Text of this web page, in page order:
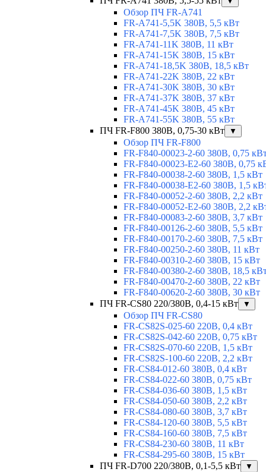
Обзор ПЧ FR-A741
FR-A741-5,5K 380В, 5,5 кВт
FR-A741-7,5K 380В, 7,5 кВт
FR-A741-11K 380В, 11 кВт
FR-A741-15K 380В, 15 кВт
FR-A741-18,5K 380В, 18,5 кВт
FR-A741-22K 380В, 22 кВт
FR-A741-30K 380В, 30 кВт
FR-A741-37K 380В, 37 кВт
FR-A741-45K 380В, 45 кВт
FR-A741-55K 380В, 55 кВт
ПЧ FR-F800 380В, 0,75-30 кВт
▼
Обзор ПЧ FR-F800
FR-F840-00023-2-60 380В, 0,75
FR-F840-00023-E2-60 380В, 0,75
FR-F840-00038-2-60 380В, 1,5 кВт
FR-F840-00038-E2-60 380В, 1,5
FR-F840-00052-2-60 380В, 2,2 кВт
FR-F840-00052-E2-60 380В, 2,2
FR-F840-00083-2-60 380В, 3,7 кВт
FR-F840-00126-2-60 380В, 5,5 кВт
FR-F840-00170-2-60 380В, 7,5 кВт
FR-F840-00250-2-60 380В, 11 кВт
FR-F840-00310-2-60 380В, 15 кВт
FR-F840-00380-2-60 380В, 18,5
FR-F840-00470-2-60 380В, 22 кВт
FR-F840-00620-2-60 380В, 30 кВт
ПЧ FR-CS80 220/380В, 0,4-15 кВт
▼
Обзор ПЧ FR-CS80
FR-CS82S-025-60 220В, 0,4 кВт
FR-CS82S-042-60 220В, 0,75 кВт
FR-CS82S-070-60 220В, 1,5 кВт
FR-CS82S-100-60 220В, 2,2 кВт
FR-CS84-012-60 380В, 0,4 кВт
FR-CS84-022-60 380В, 0,75 кВт
FR-CS84-036-60 380В, 1,5 кВт
FR-CS84-050-60 380В, 2,2 кВт
FR-CS84-080-60 380В, 3,7 кВт
FR-CS84-120-60 380В, 5,5 кВт
FR-CS84-160-60 380В, 7,5 кВт
FR-CS84-230-60 380В, 11 кВт
FR-CS84-295-60 380В, 15 кВт
ПЧ FR-D700 220/380В, 0,1-5,5 кВт
▼